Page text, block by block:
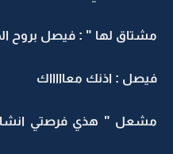
مشتاق لها " : فيصل بروح
فيصل : اذنك معاااااك
مشعل " هذي فرصتي